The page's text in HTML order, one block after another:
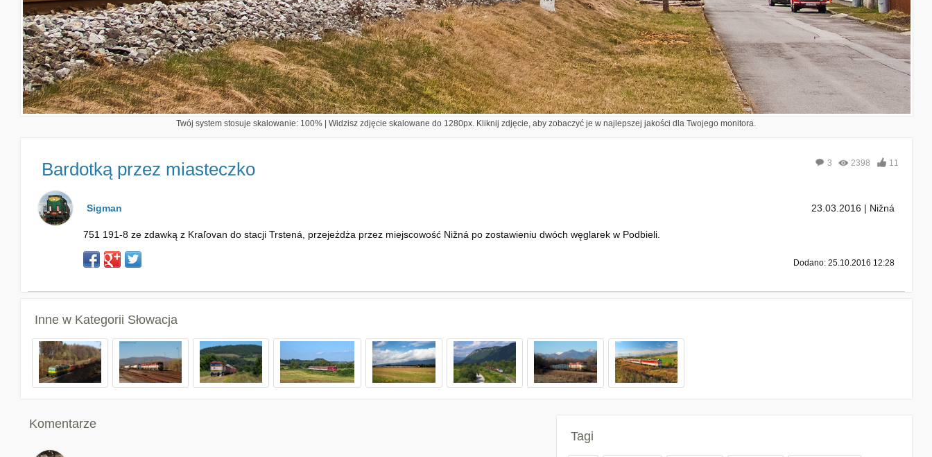
Twój system stosuje skalowanie: 100% | Widzisz zdjęcie skalowane do 1280px. Kliknij zdjęcie, aby zobaczyć je w najlepszej jakości dla Twojego monitora.
Bardotką przez miasteczko 3 2398 11
Sigman 23.03.2016 | Nižná
751 191-8 ze zdawką z Kraľovan do stacji Trstená, przejeżdża przez miejscowość Nižná po zostawieniu dwóch węglarek w Podbieli.
Dodano: 25.10.2016 12:28
Inne w Kategorii Słowacja
Komentarze
Tagi